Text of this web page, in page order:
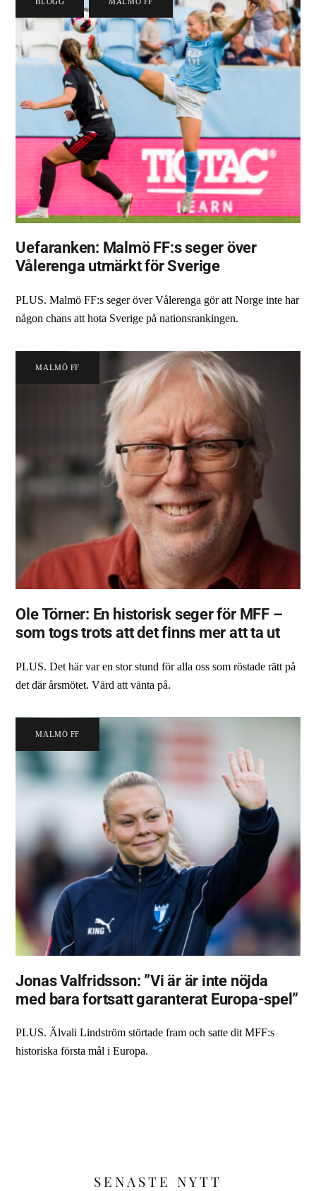
Uefaranken: Malmö FF:s seger över
Vålerenga utmärkt för Sverige
PLUS. Malmö FF:s seger över Vålerenga gör att Norge inte har
någon chans att hota Sverige på nationsrankingen.
MALMÖ FF
Ole Törner: En historisk seger för MFF –
som togs trots att det finns mer att ta ut
PLUS. Det här var en stor stund för alla oss som röstade rätt på
det där årsmötet. Värd att vänta på.
MALMÖ FF
Jonas Valfridsson: ”Vi är är inte nöjda
med bara fortsatt garanterat Europa-spel”
PLUS. Älvali Lindström störtade fram och satte dit MFF:s
historiska första mål i Europa.
SENASTE NYTT